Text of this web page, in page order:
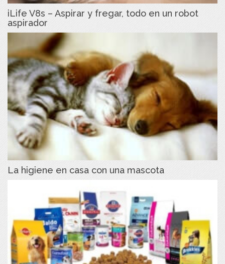
iLife V8s – Aspirar y fregar, todo en un robot
aspirador
La higiene en casa con una mascota